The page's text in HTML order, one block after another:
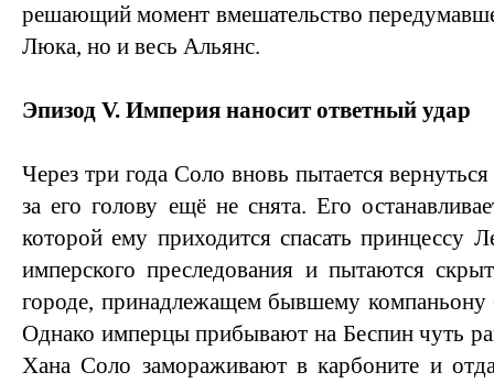
решающий момент вмешательство
Люка, но и весь Альянс.
Эпизод V. Империя наносит ответный удар
Через три года Соло вновь пытается
за его голову ещё не снята. Его
которой ему приходится спасать принцессу
имперского преследования и пытаются
городе, принадлежащем бывшему компаньону
Однако имперцы прибывают на Беспин чуть
Хана Соло замораживают в карбоните и